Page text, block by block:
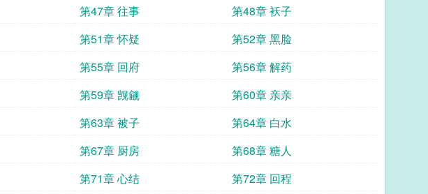
第47章 往事
第48章 袄子
第51章 怀疑
第52章 黑脸
第55章 回府
第56章 解药
第59章 觊觎
第60章 亲亲
第63章 被子
第64章 白水
第67章 厨房
第68章 糖人
第71章 心结
第72章 回程